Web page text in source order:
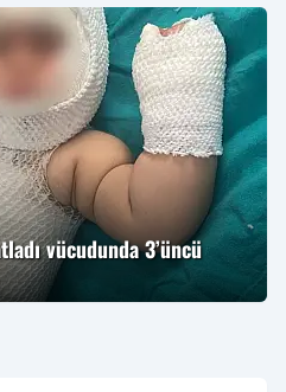
vücudunda 3’üncü